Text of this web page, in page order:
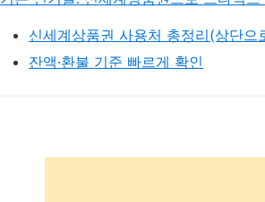
신세계상품권 사용처 총정리(상단으
잔액·환불 기준 빠르게 확인